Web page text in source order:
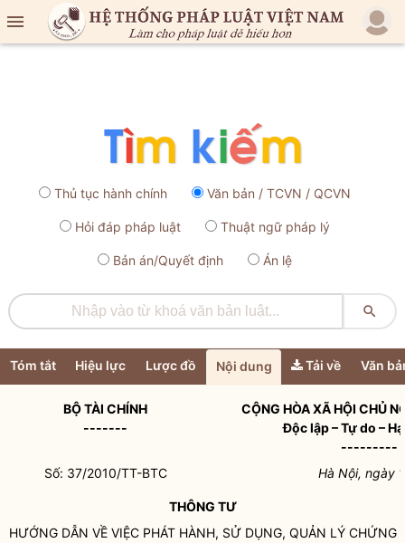

Thủ tục hành chính Văn bản / TCVN / QCVN
Hỏi đáp pháp luật Thuật ngữ pháp lý
Bản án/Quyết định Án lệ

Tóm tắt Hiệu lực Lược đồ Nội dung Tải về Văn
BỘ TÀI CHÍNH
-------
CỘNG HÒA XÃ HỘI CHỦ
Độc lập – Tự do –
---------
Số: 37/2010/TT-BTC
Hà Nội, ngày
THÔNG TƯ
HƯỚNG DẪN VỀ VIỆC PHÁT HÀNH, SỬ DỤNG, QUẢN LÝ CHỨNG